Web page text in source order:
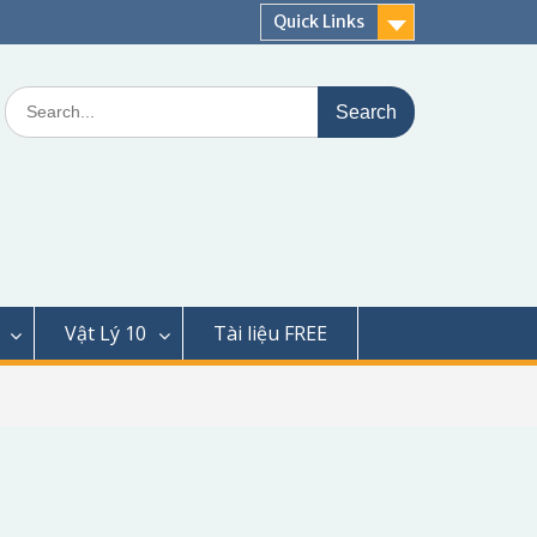
Quick Links
Search
for:
Vật Lý 10 Tài liệu FREE